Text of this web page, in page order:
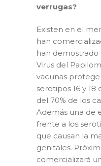
verrugas?
Existen en el
han
han demostrado
Virus del
vacunas
serotipos 16 y
del 70% de los
Además una de
frente a los
que causan la
genitales.
comercializará